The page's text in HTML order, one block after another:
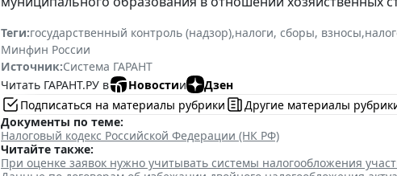
Теги:государственный контроль (надзор),налоги, сборы, взносы,
Минфин России
Источник:Система ГАРАНТ
Читать ГАРАНТ.РУ в
Новостии
Дзен
Подписаться на материалы рубрики
Другие материалы
Документы по теме:
Налоговый кодекс Российской Федерации (НК РФ)
Читайте также:
При оценке заявок нужно учитывать системы налогообложения